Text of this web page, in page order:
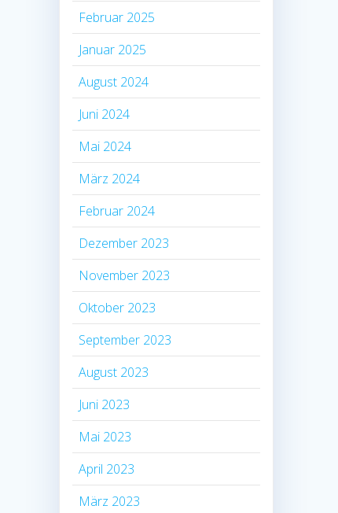
Februar 2025
Januar 2025
August 2024
Juni 2024
Mai 2024
März 2024
Februar 2024
Dezember 2023
November 2023
Oktober 2023
September 2023
August 2023
Juni 2023
Mai 2023
April 2023
März 2023